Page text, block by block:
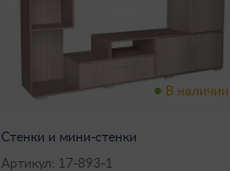
В наличии
Стенки и мини-стенки
Артикул: 17-893-1